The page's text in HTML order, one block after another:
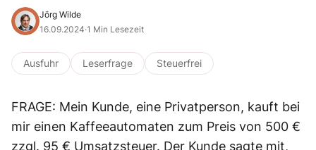
Jörg Wilde
16.09.2024·1 Min Lesezeit
Ausfuhr Leserfrage Steuerfrei
FRAGE: Mein Kunde, eine Privatperson, kauft bei
mir einen Kaffeeautomaten zum Preis von 500 €
zzgl. 95 € Umsatzsteuer. Der Kunde sagte mit,